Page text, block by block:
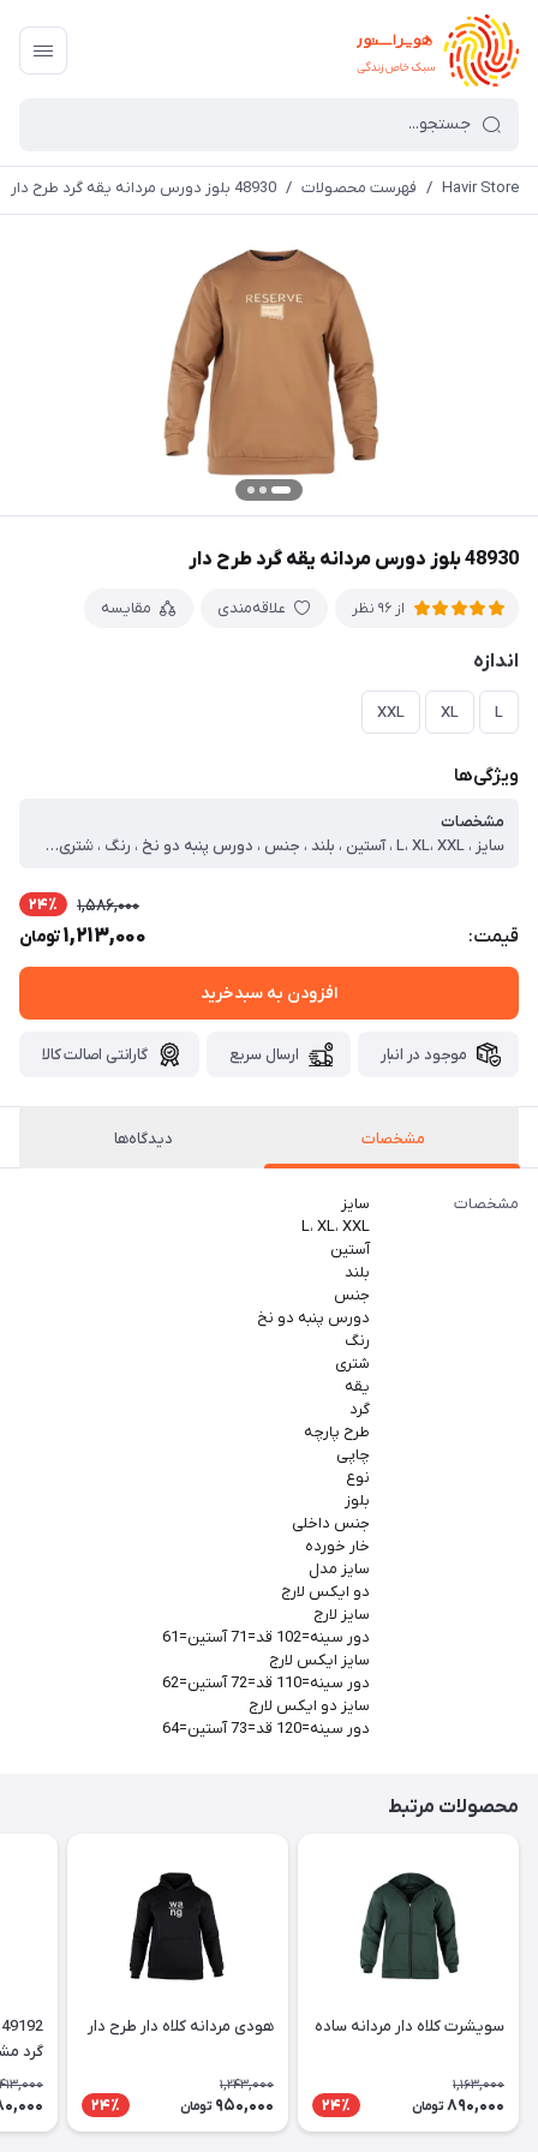
Havir Store
/ فهرست محصولات / 48930 بلوز دورس مردانه یقه گرد طرح دار
48930 بلوز دورس مردانه یقه گرد طرح دار
از 96 نظر علاقه‌مندی مقایسه
اندازه
L
XL
XXL
ویژگی‌ها
مشخصات
سایز ، L، XL، XXL ، آستین ، بلند ، جنس ، دورس پنبه دو نخ ، رنگ ، شتری ، یقه ، گرد ، طرح پارچه ، چاپی ، نوع ، بلوز ، جنس داخلی ، خار خورده ، سایز مدل ، دو ایکس لارج ، سایز لارج ، دور سینه=102 قد=71 آستین=61 ، سایز ایکس لارج ، دور سینه=110 قد=72 آستین=62 ، سایز دو ایکس لارج ، دور سینه=120 قد=73 آستین=64
قیمت:
1,586,000 24٪
1,213,000تومان
افزودن به سبدخرید
موجود در انبار ارسال سریع گارانتی اصالت کالا
مشخصات دیدگاه‌ها
مشخصات
سایز
L، XL، XXL
آستین
بلند
جنس
دورس پنبه دو نخ
رنگ
شتری
یقه
گرد
طرح پارچه
چاپی
نوع
بلوز
جنس داخلی
خار خورده
سایز مدل
دو ایکس لارج
سایز لارج
دور سینه=102 قد=71 آستین=61
سایز ایکس لارج
دور سینه=110 قد=72 آستین=62
سایز دو ایکس لارج
دور سینه=120 قد=73 آستین=64
محصولات مرتبط
سویشرت کلاه دار مردانه ساده
1,163,000
890,000 تومان 24٪
هودی مردانه کلاه دار طرح دار
1,243,000
950,000 تومان 24٪
گرد